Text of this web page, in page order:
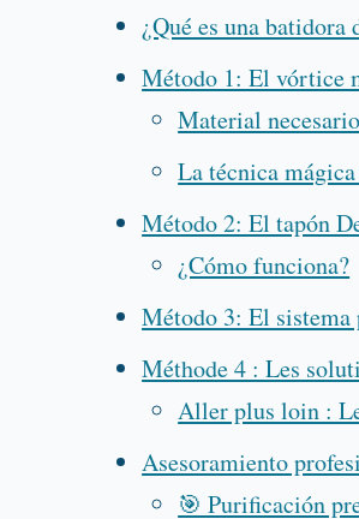
¿Qué es una batidora
Método 1: El vórtice
Material
La técnica
Método 2: El tapón
¿Cómo funciona?
Método 3: El sistema
Méthode 4 : Les
Aller plus loin :
Asesoramiento
🎯 Purificación